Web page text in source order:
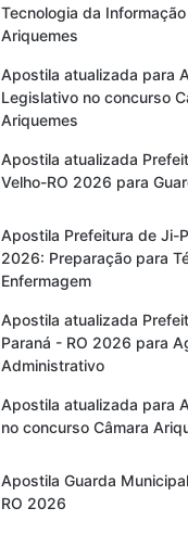
Tecnologia da
Ariquemes
Apostila atualizada para
Legislativo no concurso
Ariquemes
Apostila atualizada
Velho-RO 2026 para
Apostila Prefeitura de Ji-
2026: Preparação para
Enfermagem
Apostila atualizada
Paraná - RO 2026 para
Administrativo
Apostila atualizada para
no concurso Câmara
Apostila Guarda
RO 2026